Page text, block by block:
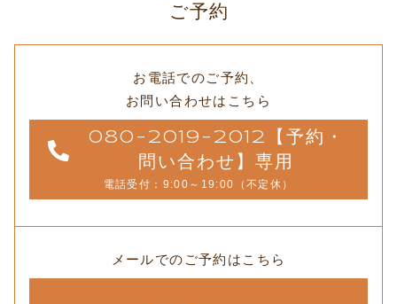
ご予約
お電話でのご予約、
お問い合わせはこちら
080-2019-2012【予約・
問い合わせ】専用
電話受付：9:00～19:00（不定休）
メールでのご予約はこちら